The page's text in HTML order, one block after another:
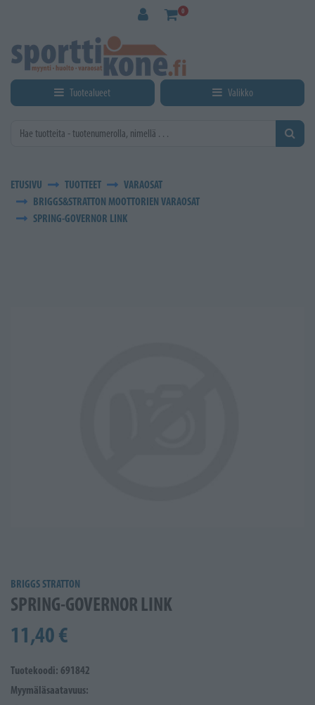
0
Tuotealueet Valikko
ETUSIVU TUOTTEET
VARAOSAT
BRIGGS&STRATTON MOOTTORIEN VARAOSAT
SPRING-GOVERNOR LINK
BRIGGS STRATTON
SPRING-GOVERNOR LINK
11,40 €
Tuotekoodi: 691842
Myymäläsaatavuus: